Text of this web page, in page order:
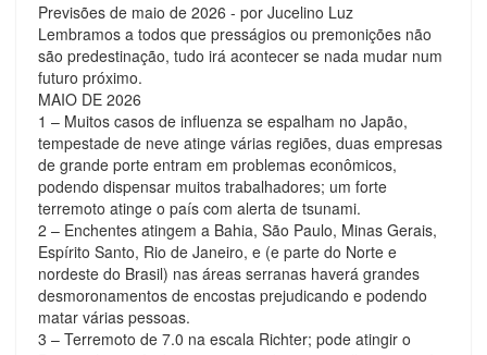
Previsões de maio de 2026 - por Jucelino Luz
Lembramos a todos que presságios ou premonições não
são predestinação, tudo irá acontecer se nada mudar num
futuro próximo.
MAIO DE 2026
1 – Muitos casos de influenza se espalham no Japão,
tempestade de neve atinge várias regiões, duas empresas
de grande porte entram em problemas econômicos,
podendo dispensar muitos trabalhadores; um forte
terremoto atinge o país com alerta de tsunami.
2 – Enchentes atingem a Bahia, São Paulo, Minas Gerais,
Espírito Santo, Rio de Janeiro, e (e parte do Norte e
nordeste do Brasil) nas áreas serranas haverá grandes
desmoronamentos de encostas prejudicando e podendo
matar várias pessoas.
3 – Terremoto de 7.0 na escala Richter; pode atingir o